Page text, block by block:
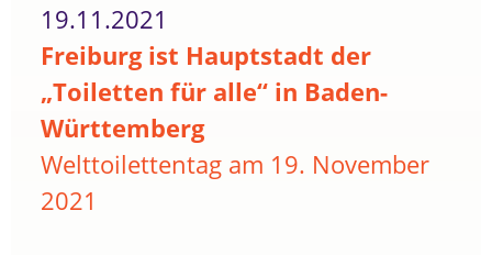
19.11.2021
Freiburg ist Hauptstadt der
„Toiletten für alle“ in Baden-
Württemberg
Welttoilettentag am 19. November
2021